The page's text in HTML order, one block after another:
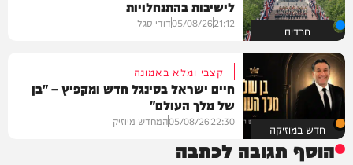
חרדים
לישיבות בהתנחלויות
21:12
05/08/26דודי סגל
חדש במוזיקה
קצבי ומלא באמונה
חיים ישראל בסינגל חדש ומקפיץ – "בן
של מלך העולם"
22:30
05/08/26המחדש מיוזיק
הוסף תגובה לכתבה